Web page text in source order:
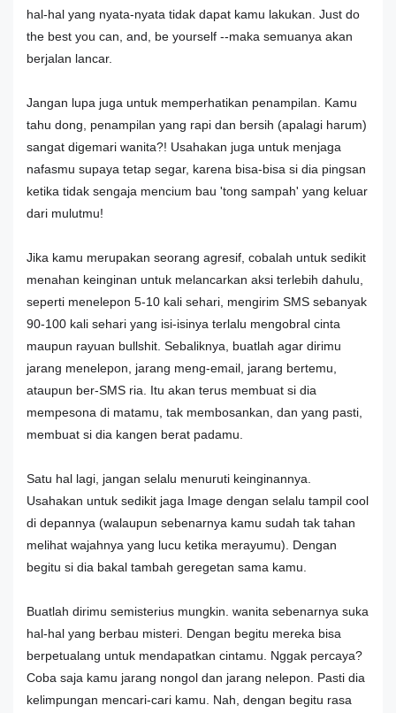
hal-hal yang nyata-nyata tidak dapat kamu lakukan. Just do
the best you can, and, be yourself --maka semuanya akan
berjalan lancar.
Jangan lupa juga untuk memperhatikan penampilan. Kamu
tahu dong, penampilan yang rapi dan bersih (apalagi harum)
sangat digemari wanita?! Usahakan juga untuk menjaga
nafasmu supaya tetap segar, karena bisa-bisa si dia pingsan
ketika tidak sengaja mencium bau 'tong sampah' yang keluar
dari mulutmu!
Jika kamu merupakan seorang agresif, cobalah untuk sedikit
menahan keinginan untuk melancarkan aksi terlebih dahulu,
seperti menelepon 5-10 kali sehari, mengirim SMS sebanyak
90-100 kali sehari yang isi-isinya terlalu mengobral cinta
maupun rayuan bullshit. Sebaliknya, buatlah agar dirimu
jarang menelepon, jarang meng-email, jarang bertemu,
ataupun ber-SMS ria. Itu akan terus membuat si dia
mempesona di matamu, tak membosankan, dan yang pasti,
membuat si dia kangen berat padamu.
Satu hal lagi, jangan selalu menuruti keinginannya.
Usahakan untuk sedikit jaga Image dengan selalu tampil cool
di depannya (walaupun sebenarnya kamu sudah tak tahan
melihat wajahnya yang lucu ketika merayumu). Dengan
begitu si dia bakal tambah geregetan sama kamu.
Buatlah dirimu semisterius mungkin. wanita sebenarnya suka
hal-hal yang berbau misteri. Dengan begitu mereka bisa
berpetualang untuk mendapatkan cintamu. Nggak percaya?
Coba saja kamu jarang nongol dan jarang nelepon. Pasti dia
kelimpungan mencari-cari kamu. Nah, dengan begitu rasa